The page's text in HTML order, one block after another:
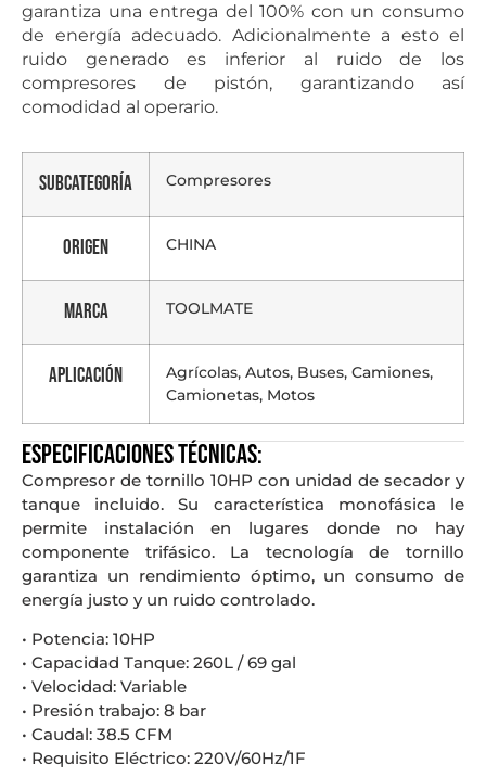
garantiza una entrega del 100% con un consumo
de energía adecuado. Adicionalmente a esto el
ruido generado es inferior al ruido de los
compresores de pistón, garantizando así
comodidad al operario.
Subcategoría Compresores
Origen CHINA
Marca TOOLMATE
Aplicación
Agrícolas, Autos, Buses, Camiones,
Camionetas, Motos
Especificaciones técnicas:
Compresor de tornillo 10HP con unidad de secador y
tanque incluido. Su característica monofásica le
permite instalación en lugares donde no hay
componente trifásico. La tecnología de tornillo
garantiza un rendimiento óptimo, un consumo de
energía justo y un ruido controlado.
• Potencia: 10HP
• Capacidad Tanque: 260L / 69 gal
• Velocidad: Variable
• Presión trabajo: 8 bar
• Caudal: 38.5 CFM
• Requisito Eléctrico: 220V/60Hz/1F